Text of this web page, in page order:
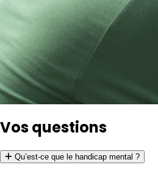
Vos questions
Qu’est-ce que le handicap mental ?